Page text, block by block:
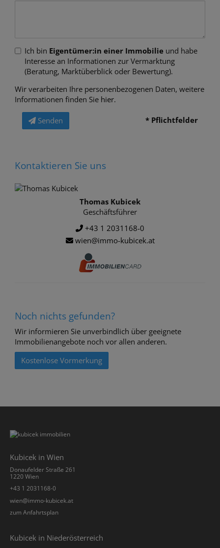
Ich bin Eigentümer:in einer Immobilie und habe
Interesse an Informationen zur Vermarktung
(Beratung, Marktüberblick oder Bewertung).
Wir verarbeiten Ihre personenbezogenen Daten, weitere
Informationen finden Sie hier.
Senden * Pflichtfelder
Kontaktieren Sie uns
Thomas Kubicek
Geschäftsführer
+43 1 2031168-0
wien@immo-kubicek.at
Noch nichts gefunden?
Wir informieren Sie unverbindlich über geeignete
Immobilienangebote noch vor allen anderen.
Kostenlose Vormerkung
Kubicek in Wien
Donaufelder Straße 261
1220 Wien
+43 1 2031168-0
­wien@immo-kubicek.at
zum Anfahrtsplan
Kubicek in Niederösterreich